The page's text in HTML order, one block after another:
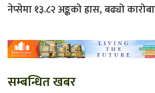
नेप्सेमा १३.८२ अङ्कको ह्रास, बढ्यो
सम्बन्धित खबर